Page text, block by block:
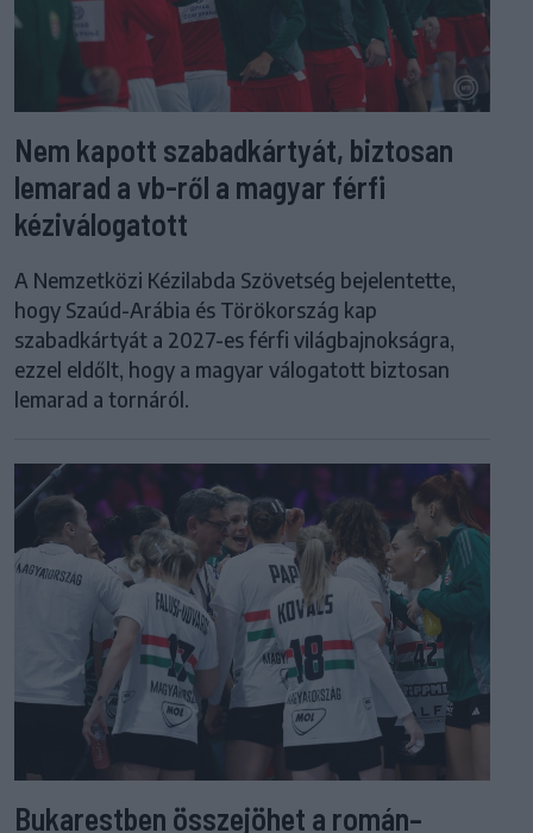
Nem kapott szabadkártyát, biztosan
lemarad a vb-ről a magyar férfi
kéziválogatott
A Nemzetközi Kézilabda Szövetség bejelentette,
hogy Szaúd-Arábia és Törökország kap
szabadkártyát a 2027-es férfi világbajnokságra,
ezzel eldőlt, hogy a magyar válogatott biztosan
lemarad a tornáról.
Bukarestben összejöhet a román–